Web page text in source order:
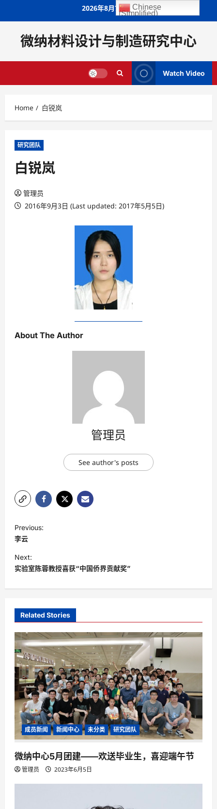
2026年8月7日
微纳材料设计与制造研究中心
Watch Video
Home 白锐岚
研究团队
白锐岚
管理员
2016年9月3日 (Last updated: 2017年5月5日)
About The Author
管理员
See author's posts
P
o
s
t
v
g
a
t
i
o
n
Previous:
李云
Next:
实验室陈蓉教授喜获“中国侨界贡献奖”
Related Stories
成员新闻 新闻中心 未分类 研究团队
微纳中心5月团建——欢送毕业生，喜迎端午节
管理员 2023年6月5日
Chinese
(Simplified)